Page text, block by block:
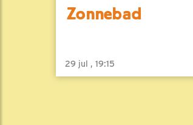
Zonnebad
29 jul , 19:15